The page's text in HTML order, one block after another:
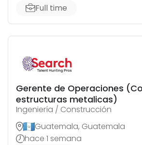
Full time
Gerente de Operaciones
estructuras metalicas)
Ingeniería / Construcción
Guatemala, Guatemala
hace 1 semana